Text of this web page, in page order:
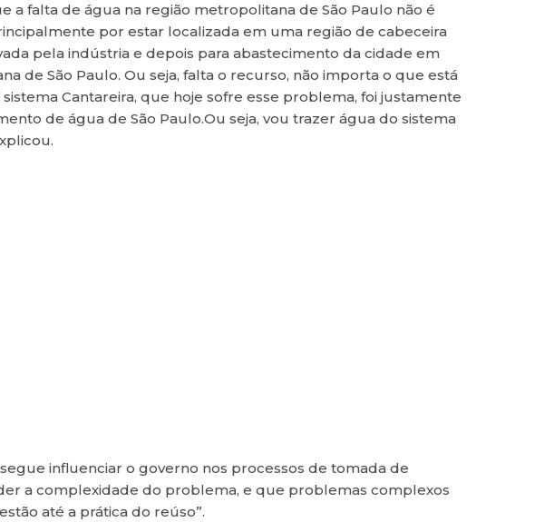
a falta de água na região metropolitana de São Paulo não é
por estar localizada em uma região de cabeceira
pela indústria e depois para abastecimento da cidade em
de São Paulo. Ou seja, falta o recurso, não importa o que está
Cantareira, que hoje sofre esse problema, foi justamente
de água de São Paulo.Ou seja, vou trazer água do sistema
influenciar o governo nos processos de tomada de
a complexidade do problema, e que problemas complexos
até a prática do reúso”.